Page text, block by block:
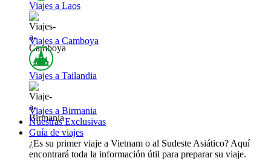
Viajes a Laos
Viajes a Camboya
Viajes a Tailandia
Viajes a Birmania
Nuestras Exclusivas
Guía de viajes
¿Es su primer viaje a Vietnam o al Sudeste Asiático? Aquí
encontrará toda la información útil para preparar su viaje.